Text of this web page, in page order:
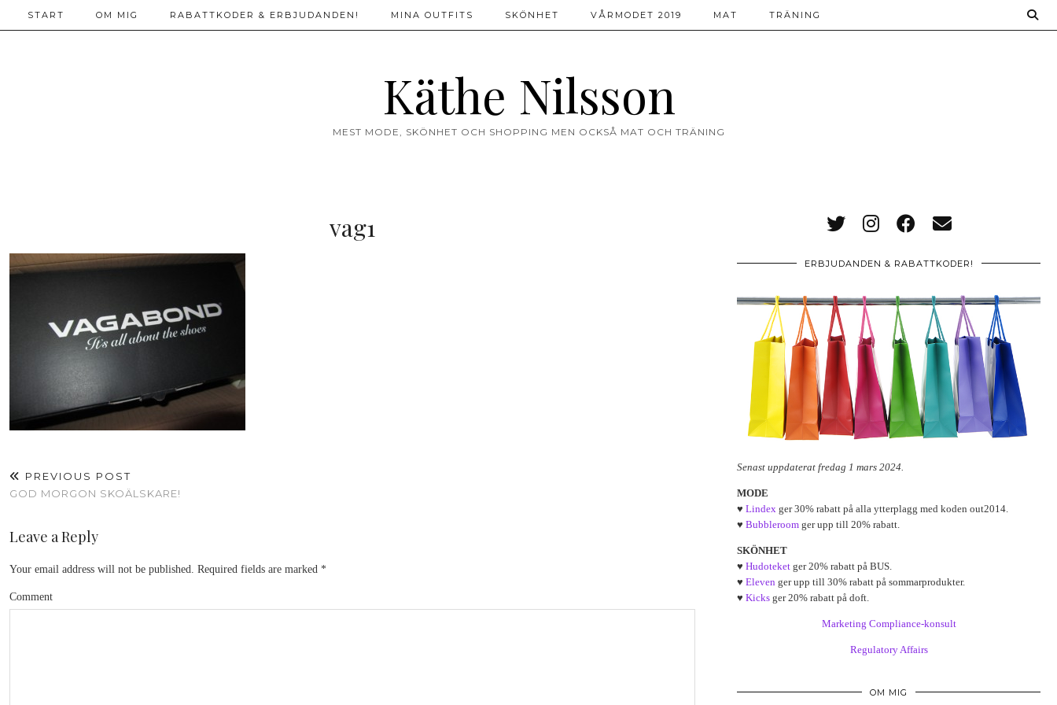
Käthe Nilsson
MEST MODE, SKÖNHET OCH SHOPPING MEN OCKSÅ MAT OCH TRÄNING
START OM MIG RABATTKODER & ERBJUDANDEN! MINA OUTFITS SKÖNHET VÅRMODET 2019 MAT TRÄNING
vag1
PREVIOUS POST
GOD MORGON SKOÄLSKARE!
Leave a Reply
Your email address will not be published. Required fields are marked *
Comment
ERBJUDANDEN & RABATTKODER!
Senast uppdaterat fredag 1 mars 2024.
MODE
♥ Lindex ger 30% rabatt på alla ytterplagg med koden out2014.
♥ Bubbleroom ger upp till 20% rabatt.
SKÖNHET
♥ Hudoteket ger 20% rabatt på BUS.
♥ Eleven ger upp till 30% rabatt på sommarprodukter.
♥ Kicks ger 20% rabatt på doft.
Marketing Compliance-konsult
Regulatory Affairs
OM MIG